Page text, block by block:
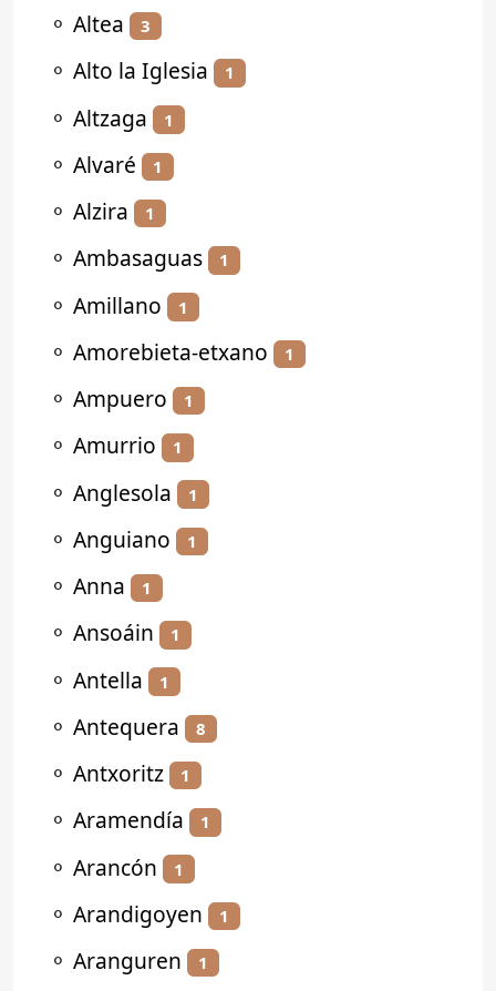
⚬ Altea 3
⚬ Alto la Iglesia 1
⚬ Altzaga 1
⚬ Alvaré 1
⚬ Alzira 1
⚬ Ambasaguas 1
⚬ Amillano 1
⚬ Amorebieta-etxano 1
⚬ Ampuero 1
⚬ Amurrio 1
⚬ Anglesola 1
⚬ Anguiano 1
⚬ Anna 1
⚬ Ansoáin 1
⚬ Antella 1
⚬ Antequera 8
⚬ Antxoritz 1
⚬ Aramendía 1
⚬ Arancón 1
⚬ Arandigoyen 1
⚬ Aranguren 1